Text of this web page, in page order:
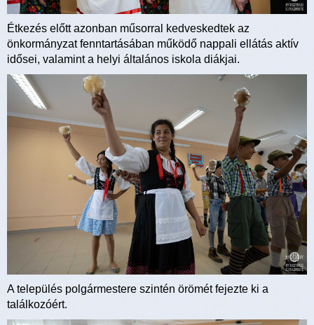
Étkezés előtt azonban műsorral kedveskedtek az
önkormányzat fenntartásában működő nappali ellátás aktív
idősei, valamint a helyi általános iskola diákjai.
A település polgármestere szintén örömét fejezte ki a
találkozóért.